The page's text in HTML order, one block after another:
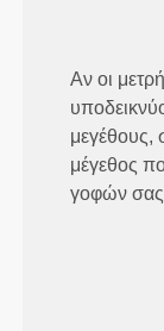
Αν οι
μεγέθους,
μέγεθος
γοφών